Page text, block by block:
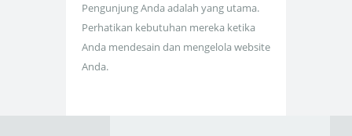
Pengunjung Anda adalah yang utama.
Perhatikan kebutuhan mereka ketika
Anda mendesain dan mengelola website
Anda.